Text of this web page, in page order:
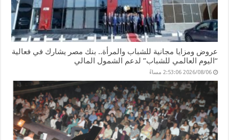
عروض ومزايا مجانية للشباب والمرأة.. بنك مصر يشارك في فعالية
“اليوم العالمي للشباب” لدعم الشمول المالي
2026/08/06 2:53:06 مساءً